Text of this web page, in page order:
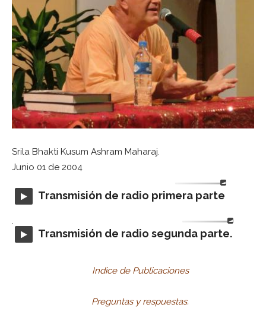
Srila Bhakti Kusum Ashram Maharaj.
Junio 01 de 2004
Transmisión de radio primera parte
.
Transmisión de radio segunda parte.
Indice de Publicaciones
Preguntas y respuestas.